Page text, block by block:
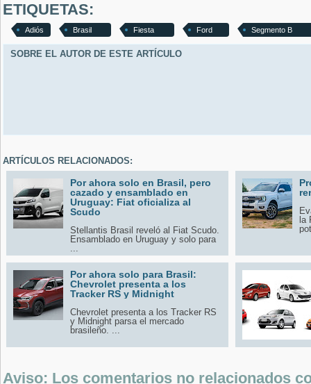
ETIQUETAS:
Adiós Brasil Fiesta Ford Segmento B
SOBRE EL AUTOR DE ESTE ARTÍCULO
ARTÍCULOS RELACIONADOS:
Por ahora solo en Brasil, pero
cazado y ensamblado en
Uruguay: Fiat oficializa al
Scudo
Stellantis Brasil reveló al Fiat Scudo.
Ensamblado en Uruguay y solo para
la
Por ahora solo para Brasil:
Chevrolet presenta a los
Tracker RS y Midnight
Chevrolet presenta a los Tracker RS
y Midnight parsa el mercado
brasileño. ...
Aviso: Los comentarios no relacionados